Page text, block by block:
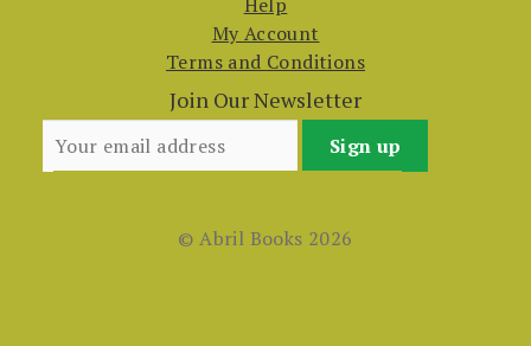
My Account
Terms and Conditions
Join Our Newsletter
© Abril Books 2026